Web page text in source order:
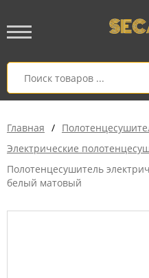
Главная /
Электрические
Полотенцесушитель
белый матовый